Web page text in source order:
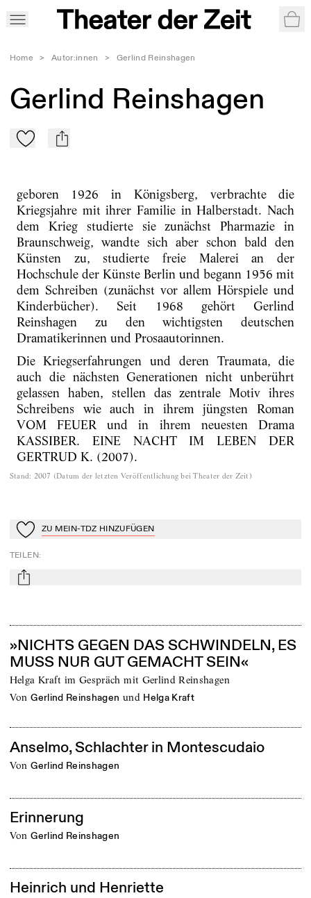
Home > Autor:innen > Gerlind Reinshagen
Gerlind Reinshagen
Zu Mein-TdZ hinzufügen
mail
geboren 1926 in Königsberg, verbrachte die
Kriegsjahre mit ihrer Familie in Halberstadt. Nach
dem Krieg studierte sie zunächst Pharmazie in
Braunschweig, wandte sich aber schon bald den
Künsten zu, studierte freie Malerei an der
Hochschule der Künste Berlin und begann 1956 mit
dem Schreiben (zunächst vor allem Hörspiele und
Kinderbücher). Seit 1968 gehört Gerlind
Reinshagen zu den wichtigsten deutschen
Dramatikerinnen und Prosaautorinnen.
Die Kriegserfahrungen und deren Traumata, die
auch die nächsten Generationen nicht unberührt
gelassen haben, stellen das zentrale Motiv ihres
Schreibens wie auch in ihrem jüngsten Roman
VOM FEUER und in ihrem neuesten Drama
KASSIBER. EINE NACHT IM LEBEN DER
GERTRUD K. (2007).
Stand: 2007 ( Datum der letzten Veröffentlichung bei Theater der Zeit )
Zu Mein-TdZ hinzufügen
ZU MEIN-TDZ HINZUFÜGEN
TEILEN:
mail
»NICHTS GEGEN DAS SCHWINDELN, ES
MUSS NUR GUT GEMACHT SEIN«
Helga Kraft im Gespräch mit Gerlind Reinshagen
von Gerlind Reinshagen und Helga Kraft
Anselmo, Schlachter in Montescudaio
von Gerlind Reinshagen
Erinnerung
von Gerlind Reinshagen
Heinrich und Henriette